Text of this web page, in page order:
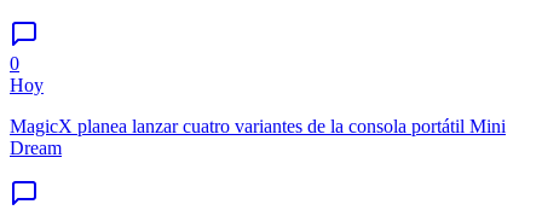
0
Hoy
MagicX planea lanzar cuatro variantes de la consola portátil Mini
Dream